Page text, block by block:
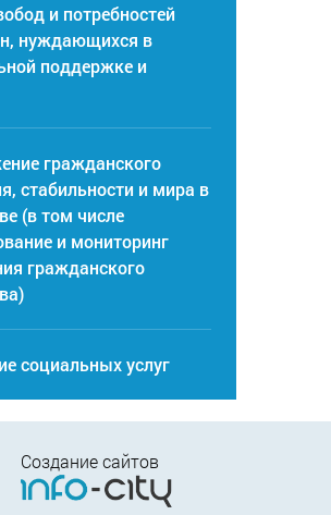
и потребностей
нуждающихся в
поддержке и
гражданского
стабильности и мира в
(в том числе
и мониторинг
гражданского
социальных услуг
Создание сайтов